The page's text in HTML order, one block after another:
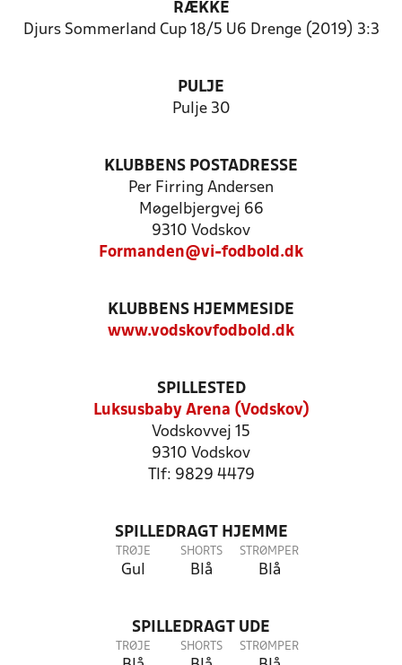
RÆKKE
Djurs Sommerland Cup 18/5 U6 Drenge (2019) 3:3
PULJE
Pulje 30
KLUBBENS POSTADRESSE
Per Firring Andersen
Møgelbjergvej 66
9310 Vodskov
Formanden@vi-fodbold.dk
KLUBBENS HJEMMESIDE
www.vodskovfodbold.dk
SPILLESTED
Luksusbaby Arena (Vodskov)
Vodskovvej 15
9310 Vodskov
Tlf: 9829 4479
SPILLEDRAGT HJEMME
TRØJE
Gul
SHORTS
Blå
STRØMPER
Blå
SPILLEDRAGT UDE
TRØJE SHORTS STRØMPER